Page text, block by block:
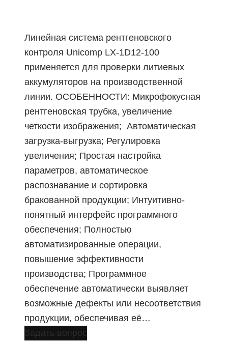
Линейная система рентгеновского
контроля Unicomp LX-1D12-100
применяется для проверки литиевых
аккумуляторов на производственной
линии. ОСОБЕННОСТИ: Микрофокусная
рентгеновская трубка, увеличение
четкости изображения; Автоматическая
загрузка-выгрузка; Регулировка
увеличения; Простая настройка
параметров, автоматическое
распознавание и сортировка
бракованной продукции; Интуитивно-
понятный интерфейс программного
обеспечения; Полностью
автоматизированные операции,
повышение эффективности
производства; Программное
обеспечение автоматически выявляет
возможные дефекты или несоответствия
продукции, обеспечивая её…
Задать вопрос